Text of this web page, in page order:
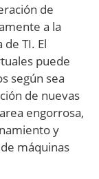
de
a la
TI. El
puede
según sea
de nuevas
engorrosa,
y
máquinas